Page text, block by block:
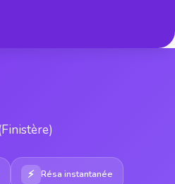
⚡ Résa instantanée